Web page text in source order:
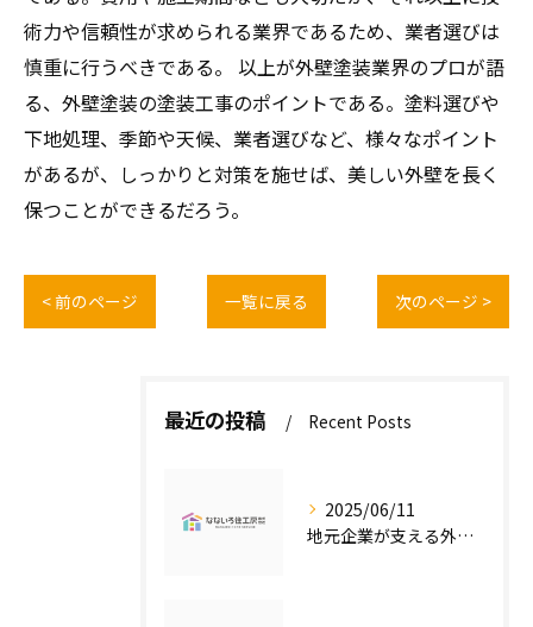
術力や信頼性が求められる業界であるため、業者選びは
慎重に行うべきである。 以上が外壁塗装業界のプロが語
る、外壁塗装の塗装工事のポイントである。塗料選びや
下地処理、季節や天候、業者選びなど、様々なポイント
があるが、しっかりと対策を施せば、美しい外壁を長く
保つことができるだろう。
< 前のページ 一覧に戻る 次のページ >
最近の投稿 Recent Posts
2025/06/11
地元企業が支える外壁塗装の魅力